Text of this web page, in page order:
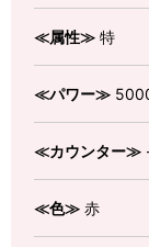
≪属性≫ 特
≪パワー≫
≪カウンター≫
≪色≫ 赤